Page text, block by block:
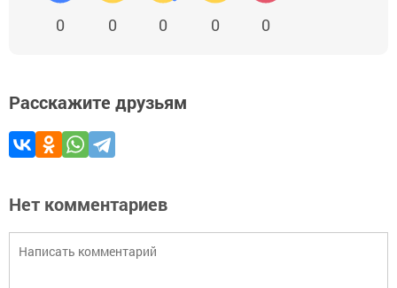
0 0 0 0 0
Расскажите друзьям
Нет комментариев